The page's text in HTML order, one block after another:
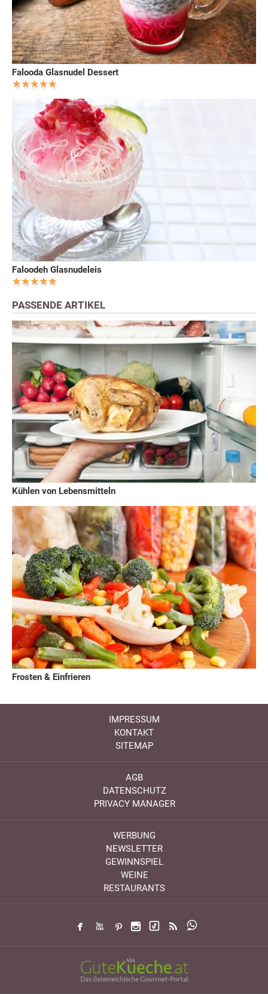
Falooda Glasnudel Dessert
Faloodeh Glasnudeleis
PASSENDE ARTIKEL
Kühlen von Lebensmitteln
Frosten & Einfrieren
IMPRESSUM
KONTAKT
SITEMAP
AGB
DATENSCHUTZ
PRIVACY MANAGER
WERBUNG
NEWSLETTER
GEWINNSPIEL
WEINE
RESTAURANTS